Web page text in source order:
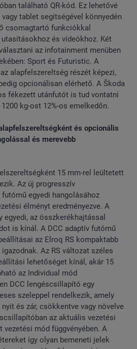
található QR-kód. Ez lehetővé
tablet segítségével könnyedén
csomagtartó funkciókkal
és videókhoz. Két
az infotainment menüben
Sport és Futuristic. A
alapfelszereltség részét képezi,
opcionálisan elérhető. A Škoda
fékezett utánfutót is tud vontatni
kg-ost 12%-os emelkedőn.
és opcionális
és merevebb
15 mm-rel leültetett
Az új progresszív
egyedi hangolásához
élményt eredményezve. A
egyedi, az összkerékhajtással
is kínál. A DCC adaptív futómű
az Elroq RS kompaktabb
Az RS változat széles
lehetőséget kínál, akár 15
az Individual mód
DCC lengéscsillapító egy
szeleppel rendelkezik, amely
és zár, csökkentve vagy növelve
az aktuális vezetési
vezetési mód függvényében. A
így olyan bemeneti jelek